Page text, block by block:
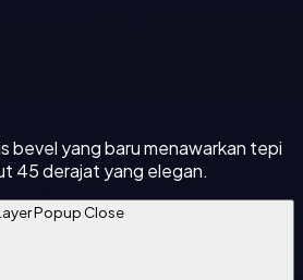
bevel yang baru menawarkan tepi
45 derajat yang elegan.
Popup Close